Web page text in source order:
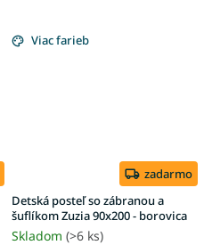
Viac farieb
zadarmo
Detská posteľ so zábranou a
šuflíkom Zuzia 90x200 - borovica
Skladom (>6 ks)